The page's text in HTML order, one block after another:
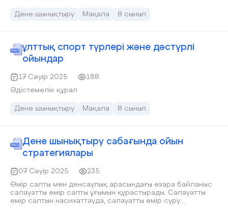
Дене шынықтыру Мақала 8 сынып
ұлттық спорт түрлері және дәстүрлі
ойындар
17 Сәуір 2025
188
Әдістемелік құрал
Дене шынықтыру Мақала 8 сынып
Дене шынықтыру сабағында ойын
стратегиялары
07 Сәуір 2025
235
Өмір салты мен денсаулық арасындағы өзара байланыс
салауатты өмір салты ұғымын құрастырады. Салауатты
өмір салтын насихаттауда, салауатты өмір сүру